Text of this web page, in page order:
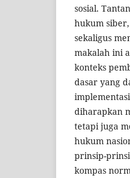
sosial.
hukum
sekaligus
makalah ini
konteks
dasar yang
diharapkan
tetapi juga
hukum
prinsip-
kompas